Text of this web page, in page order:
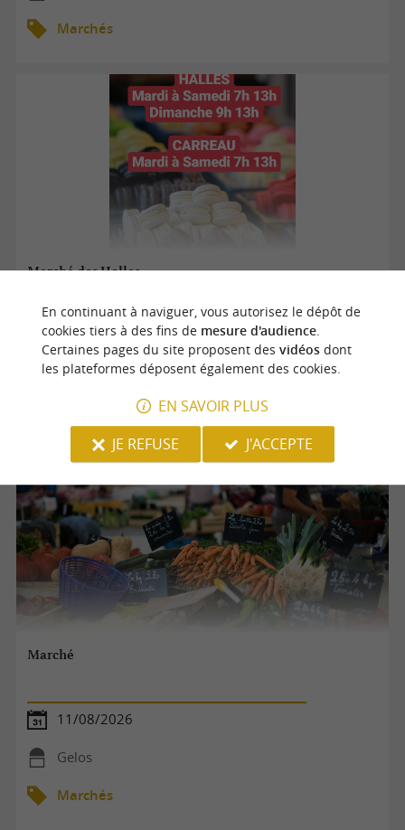
Marchés
Marché des Halles
02/01/2026 au 31/12/2026
Pau
Marché
11/08/2026
Gelos
Marchés
En continuant à naviguer, vous autorisez le dépôt de
cookies tiers à des fins de mesure d'audience.
Certaines pages du site proposent des vidéosdont
les plateformes déposent également des cookies.
EN SAVOIR PLUS
JE REFUSE
J'ACCEPTE